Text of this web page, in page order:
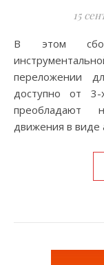
15
В этом сборнике представлены шедевры
переложении
доступно от
преобладают
движения в виде